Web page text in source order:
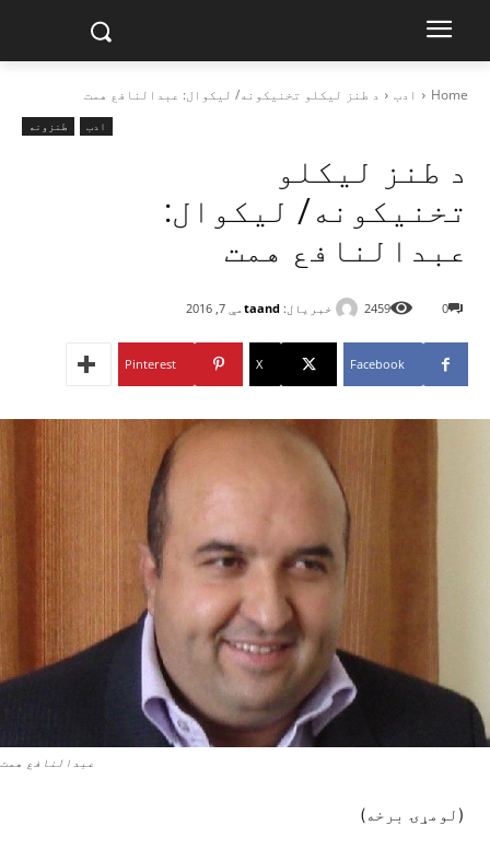
Home ادب د طنز ليکلو تخنيکونه/ ليکوال: عبدالنافع همت
ادب طنزونه
د طنز ليکلو
تخنيکونه/ ليکوال:
عبدالنافع همت
خبریال: taandمې 7, 2016 0
2459
Facebook
X
Pinterest
عبدالنافع همت
(لومړۍ برخه)